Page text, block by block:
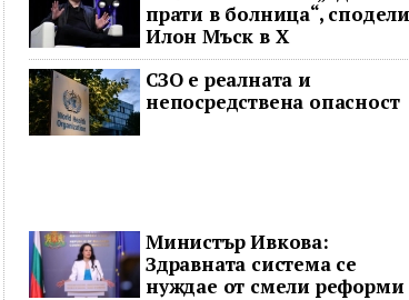
прати в болница“, сподели
Илон Мъск в Х
СЗО е реалната и
непосредствена опасност
Министър Ивкова:
Здравната система се
нуждае от смели реформи